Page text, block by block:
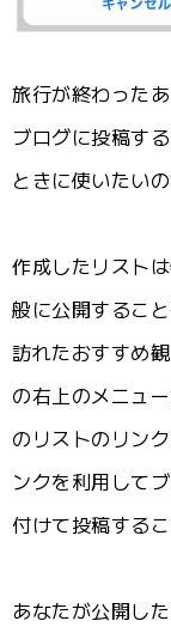
旅行が終わった
ブログに投稿す
ときに使いたい
作成したリスト
般に公開するこ
訪れたおすすめ
の右上のメニュ
のリストのリン
ンクを利用して
付けて投稿するこ
あなたが公開し